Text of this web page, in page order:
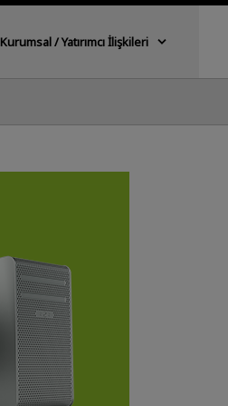
Kurumsal / Yatırımcı İlişkileri